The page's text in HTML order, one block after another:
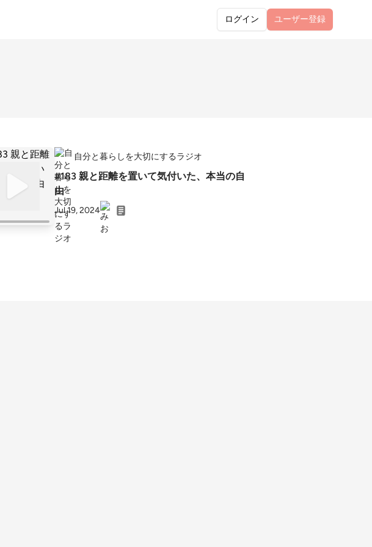
ログイン ユーザー登録
自分と暮らしを大切にするラジオ
#183 親と距離を置いて気付いた、本当の自
由
Jul 19, 2024